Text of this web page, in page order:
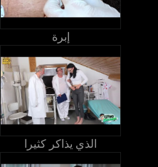
إبرة
الذي يذاكر كثيرا